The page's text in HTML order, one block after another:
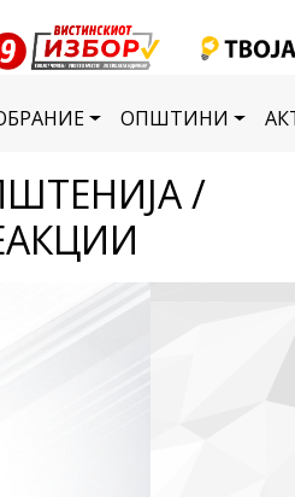
ОПШТИНИ
/